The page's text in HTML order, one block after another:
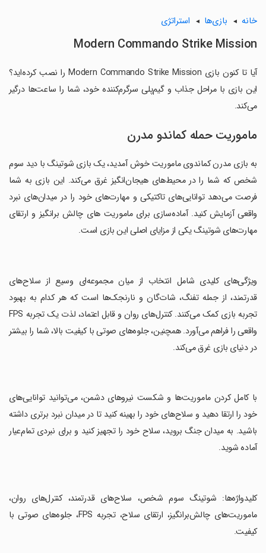
خانه بازی‌ها استراتژی
Modern Commando Strike Mission
آیا تا کنون بازی Modern Commando Strike Mission را نصب کرده‌اید؟
این بازی با مراحل جذاب و گیم‌پلی سرگرم‌کننده خود، شما را ساعت‌ها درگیر
می‌کند.
ماموریت حمله کماندو مدرن
به بازی مدرن کماندوی ماموریت خوش آمدید، یک بازی شوتینگ با دید سوم
شخص که شما را در محیط‌های هیجان‌انگیز غرق می‌کند. این بازی به شما
فرصت می‌دهد توانایی‌های تاکتیکی و مهارت‌های خود را در میدان‌های نبرد
واقعی آزمایش کنید. آماده‌سازی برای ماموریت‌ های چالش‌ برانگیز و ارتقای
مهارت‌های شوتینگ یکی از مزایای اصلی این بازی است.
‏ویژگی‌های کلیدی شامل انتخاب از میان مجموعه‌ای وسیع از سلاح‌های
قدرتمند، از جمله تفنگ، شات‌گان و نارنجک‌ها است که هر کدام به بهبود
تجربه بازی کمک می‌کنند. کنترل‌های روان و قابل اعتماد، لذت یک تجربه FPS
واقعی را فراهم می‌آورد. همچنین، جلوه‌های صوتی با کیفیت بالا، شما را بیشتر
در دنیای بازی غرق می‌کند.
‏با کامل کردن ماموریت‌ها و شکست نیروهای دشمن، می‌توانید توانایی‌های
خود را ارتقا دهید و سلاح‌های خود را بهینه کنید تا در میدان نبرد برتری داشته
باشید. به میدان جنگ بروید، سلاح خود را تجهیز کنید و برای نبردی تمام‌عیار
آماده شوید.
‏کلیدواژه‌ها: شوتینگ سوم شخص، سلاح‌های قدرتمند، کنترل‌های روان،
ماموریت‌های چالش‌برانگیز، ارتقای سلاح، تجربه FPS، جلوه‌های صوتی با
کیفیت.